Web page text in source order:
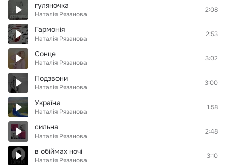
гуляночка
Наталія Рязанова
2:08
Гармонія
Наталія Рязанова
2:53
Сонце
Наталія Рязанова
3:02
Подзвони
Наталія Рязанова
3:00
Україна
Наталія Рязанова
1:58
сильна
Наталія Рязанова
2:48
в обіймах ночі
Наталія Рязанова
3:10